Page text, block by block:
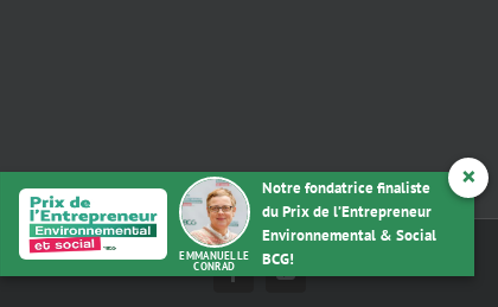
FacebookYouTube
×
EMMANUELLE
CONRAD
Notre fondatrice finaliste
du Prix de l’Entrepreneur
Environnemental & Social
BCG!